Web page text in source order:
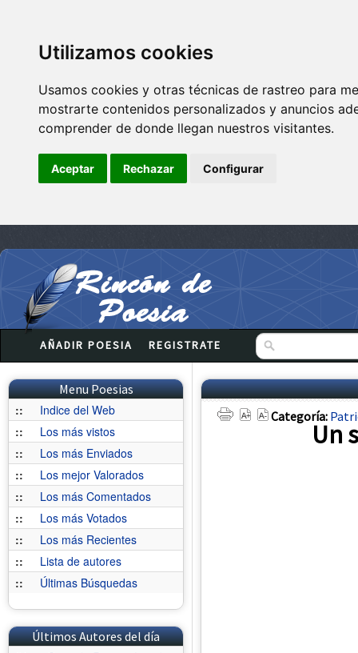
Utilizamos cookies
Usamos cookies y otras técnicas de rastreo para
mostrarte contenidos personalizados y anuncios
comprender de donde llegan nuestros visitantes.
Aceptar Rechazar Configurar
AÑADIR POESIA REGISTRATE
Menu Poesias
::
Indice del Web
::
Los más vistos
::
Los más Enviados
::
Los mejor Valorados
::
Los más Comentados
::
Los más Votados
::
Los más Recientes
::
Lista de autores
::
Últimas Búsquedas
Últimos Autores del día
Categoría:
Un